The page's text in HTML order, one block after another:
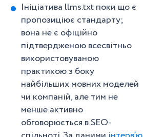
Ініціатива llms.txt поки що є
пропозиціює стандарту;
вона не є офіційно
підтвердженою всесвітньо
використовуваною
практикою з боку
найбільших мовних моделей
чи компаній, але тим не
менше активно
обговорюється в SEO-